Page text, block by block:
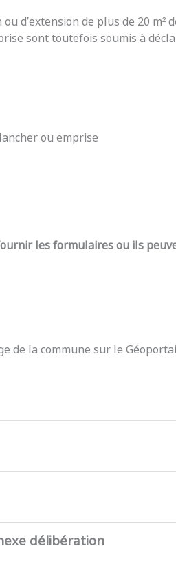
d’extension de plus de 20 m²
sont toutefois soumis à
ou emprise
les formulaires ou ils
de la commune sur le
délibération